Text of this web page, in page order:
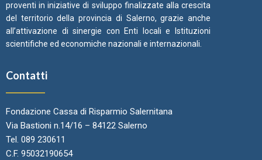
proventi in iniziative di sviluppo finalizzate alla crescita
del territorio della provincia di Salerno, grazie anche
all’attivazione di sinergie con Enti locali e Istituzioni
scientifiche ed economiche nazionali e internazionali.
Contatti
Fondazione Cassa di Risparmio Salernitana
Via Bastioni n.14/16 – 84122 Salerno
Tel. 089 230611
C.F. 95032190654